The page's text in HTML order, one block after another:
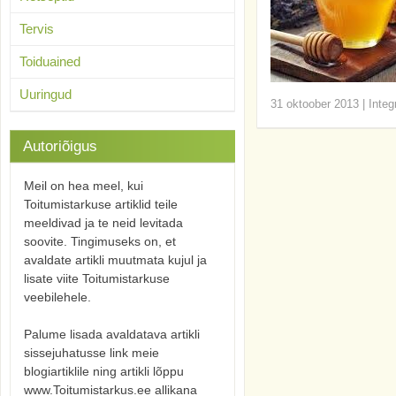
31 oktoober 2013
Tervis
Toiduained
Uuringud
Autoriõigus
Meil on hea meel, kui
Toitumistarkuse artiklid teile
meeldivad ja te neid levitada
soovite. Tingimuseks on, et
avaldate artikli muutmata kujul ja
lisate viite Toitumistarkuse
veebilehele.
Palume lisada avaldatava artikli
sissejuhatusse link meie
blogiartiklile ning artikli lõppu
www.Toitumistarkus.ee allikana